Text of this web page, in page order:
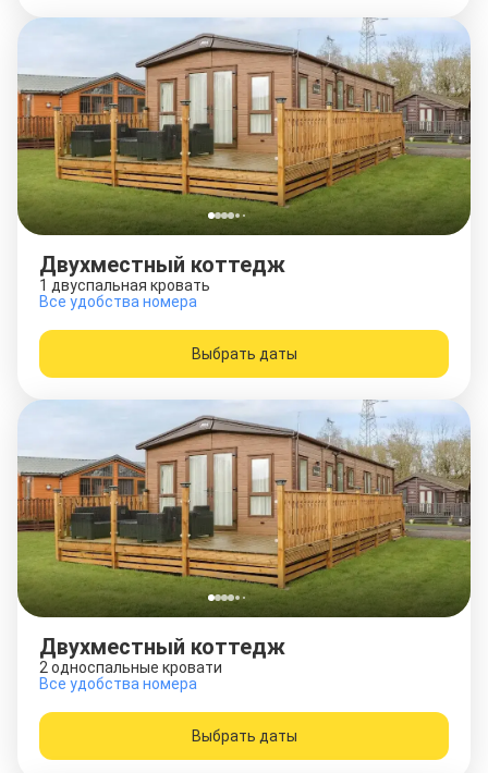
Двухместный коттедж
1 двуспальная кровать
Все удобства номера
Выбрать даты
Двухместный коттедж
2 односпальные кровати
Все удобства номера
Выбрать даты